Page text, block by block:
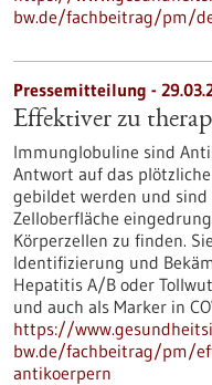
bw.de/fachbeitrag/pm/
Pressemitteilung -
Effektiver zu
Immunglobuline sind
Antwort auf das
gebildet werden und
Zelloberfläche
Körperzellen zu finden.
Identifizierung und
Hepatitis A/B oder
und auch als Marker in
https://
bw.de/fachbeitrag/pm/
antikoerpern